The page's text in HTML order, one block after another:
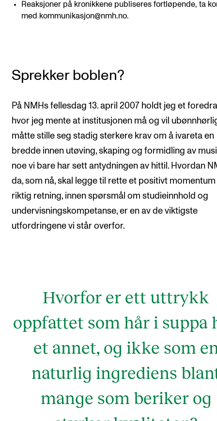
Reaksjoner på kronikkene publiseres fortløpende, ta
med kommunikasjon@nmh.no.
Sprekker boblen?
På NMHs fellesdag 13. april 2007 holdt jeg et
hvor jeg mente at institusjonen må og vil
måtte stille seg stadig sterkere krav om å ivareta en
bredde innen utøving, skaping og formidling av
noe vi bare har sett antydningen av hittil. Hvordan
da, som nå, skal legge til rette et positivt momentum
riktig retning, innen spørsmål om studieinnhold og
undervisningskompetanse, er en av de viktigste
utfordringene vi står overfor.
Hvorfor er ett uttrykk
oppfattet som hår i suppa
et annet, og ikke som
naturlig ingrediens
mange som beriker og